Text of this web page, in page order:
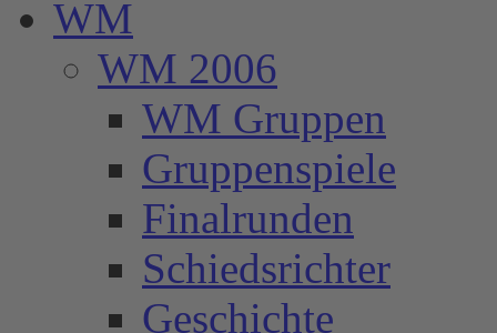
WM
WM 2006
WM Gruppen
Gruppenspiele
Finalrunden
Schiedsrichter
Geschichte